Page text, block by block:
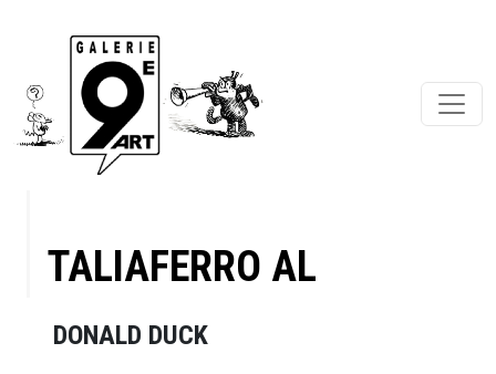
TALIAFERRO AL
DONALD DUCK